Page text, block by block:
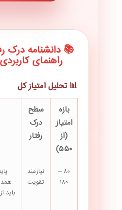
📚 دانشنامه درک
راهنمای
📊 تحلیل امتیاز کل
بازه
امتیاز
(از
۵۵۰)
سطح
درک
رفتار
۸۰ –
۱۸۰
نیازمند
تقویت
باید